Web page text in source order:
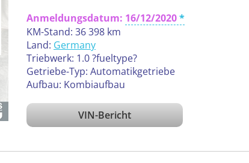
Anmeldungsdatum: 16/12/2020
KM-Stand: 36 398 km
Land: Germany
Triebwerk: 1.0 ?fueltype?
Getriebe-Typ: Automatikgetriebe
Aufbau: Kombiaufbau
VIN-Bericht